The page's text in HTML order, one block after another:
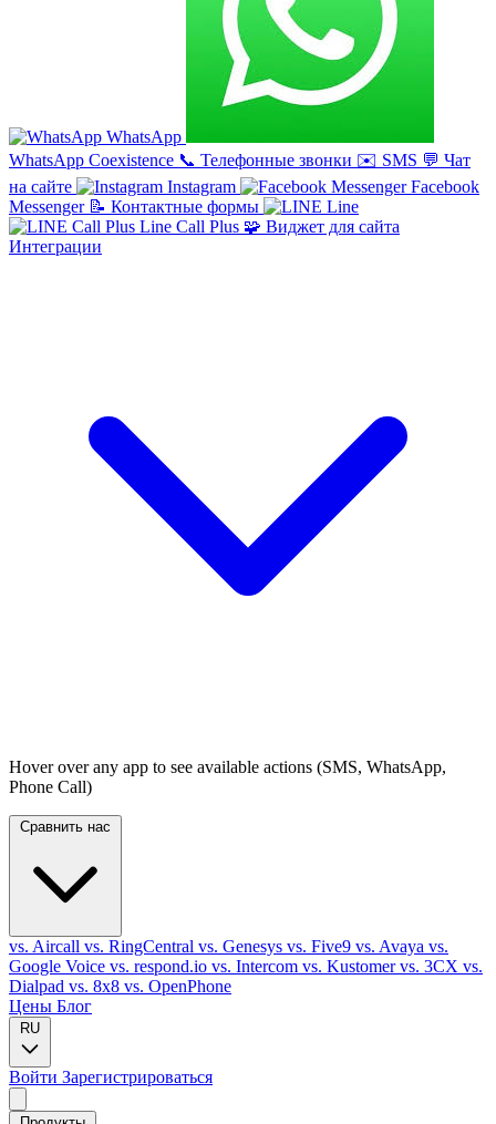
WhatsApp
WhatsApp Coexistence 📞 Телефонные звонки ✉️ SMS 💬 Чат
на сайте
Instagram
Facebook
Messenger 📝 Контактные формы
Line
Line Call Plus 🧩 Виджет для сайта
Интеграции
Hover over any app to see available actions (SMS, WhatsApp,
Phone Call)
vs. Aircall vs. RingCentral vs. Genesys vs. Five9 vs. Avaya vs.
Google Voice vs. respond.io vs. Intercom vs. Kustomervs. 3CX vs.
Dialpad vs. 8x8 vs. OpenPhone
Цены Блог
RU
Войти Зарегистрироваться